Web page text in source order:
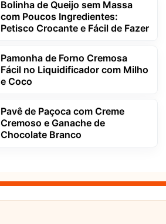
Bolinha de Queijo sem Massa
com Poucos Ingredientes:
Petisco Crocante e Fácil de Fazer
Pamonha de Forno Cremosa
Fácil no Liquidificador com Milho
e Coco
Pavê de Paçoca com Creme
Cremoso e Ganache de
Chocolate Branco